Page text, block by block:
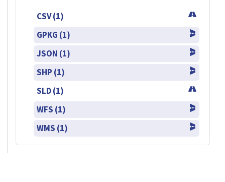
CSV (1)
GPKG (1)
JSON (1)
SHP (1)
SLD (1)
WFS (1)
WMS (1)